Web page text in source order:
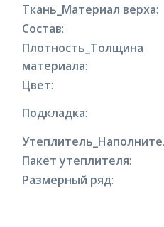
Ткань_Материал верха:
Состав:
Плотность_Толщина
материала:
Цвет:
Подкладка:
Пакет утеплителя:
Размерный ряд: